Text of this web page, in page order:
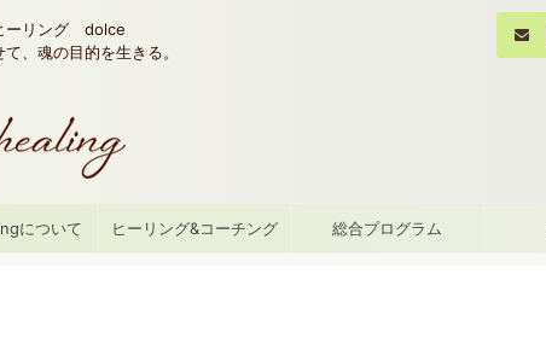
ーリング dolce
、魂の目的を生きる。
について ヒーリング&コーチング 総合プログラム